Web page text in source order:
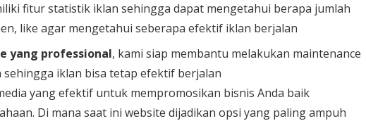
fitur statistik iklan sehingga dapat mengetahui berapa jumlah
like agar mengetahui seberapa efektif iklan berjalan
yang professional, kami siap membantu melakukan maintenance
iklan bisa tetap efektif berjalan
yang efektif untuk mempromosikan bisnis Anda baik
Di mana saat ini website dijadikan opsi yang paling ampuh